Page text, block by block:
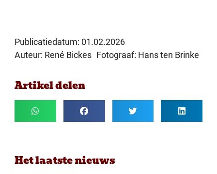
Publicatiedatum: 01.02.2026
Auteur: René Bickes Fotograaf: Hans ten Brinke
Artikel delen
Het laatste nieuws